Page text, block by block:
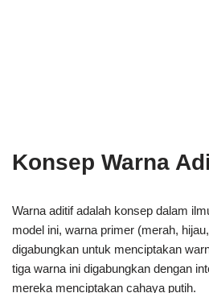
Konsep Warna
Warna aditif adalah konsep dalam
model ini, warna primer (merah,
digabungkan untuk menciptakan
tiga warna ini digabungkan dengan
mereka menciptakan cahaya putih.